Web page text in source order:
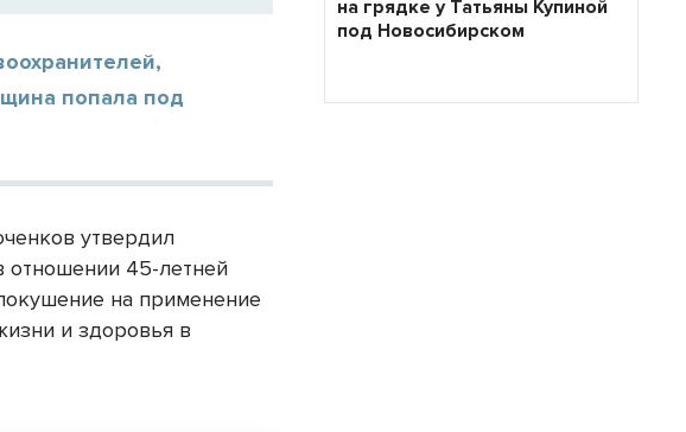
попала под
утвердил
отношении 45-летней
на применение
и здоровья в
на грядке у Татьяны Купиной
под Новосибирском